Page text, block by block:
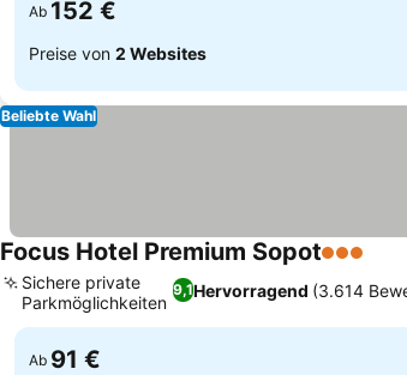
Ab 152 €
Preise von 2 Websites
Beliebte Wahl
Focus Hotel Premium Sopot3 Sterne
9,1Hervorragend (3.614
Sichere private
Parkmöglichkeiten
Ab 91 €